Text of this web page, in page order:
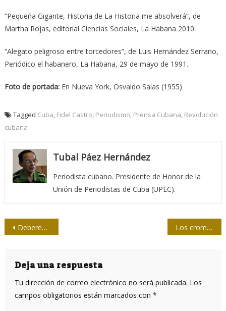
“Pequeña Gigante, Historia de La Historia me absolverá”, de
Martha Rojas, editorial Ciencias Sociales, La Habana 2010.
“Alegato peligroso entre torcedores”, de Luis Hernández Serrano,
Periódico el habanero, La Habana, 29 de mayo de 1991.
Foto de portada:En Nueva York, Osvaldo Salas (1955)
Tagged Cuba, Fidel Castro, Periodismo, Prensa Cubana, Revolución
cubana
Tubal Páez Hernández
Periodista cubano. Presidente de Honor de la
Unión de Periodistas de Cuba (UPEC).
Navegación
entradas
Deberes con Fidel Castro Los cromatismos filosóficos de Carol Martínez
Deja una respuesta
Tu dirección de correo electrónico no será publicada. Los
campos obligatorios están marcados con *